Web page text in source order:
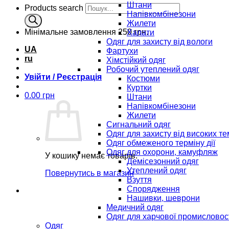
Products search
Мінімальне замовлення 250 грн.
UA
ru
Увійти / Реєстрація
0.00 грн
У кошику немає товарів.
Повернутись в магазин
Штани
Напівкомбінезони
Жилети
Халати
Одяг для захисту від вологи
Фартухи
Хімстійкий одяг
Робочий утеплений одяг
Костюми
Куртки
Штани
Напівкомбінезони
Жилети
Сигнальний одяг
Одяг для захисту від високих
Одяг обмеженого терміну дії
Одяг для охорони, камуфляж
Демісезонний одяг
Утеплений одяг
Взуття
Спорядження
Нашивки, шеврони
Медичний одяг
Одяг для харчової
Одяг